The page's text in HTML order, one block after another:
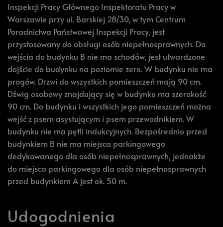
Inspekcji Pracy Głównego Inspektoratu Pracy w
Warszawie przy ul. Barskiej 28/30, w tym Centrum
Poradnictwa Państwowej Inspekcji Pracy, jest
przystosowany do obsługi osób niepełnosprawnych. Do
wejścia do budynku B nie ma schodów, jest utwardzone
dojście do budynku na poziomie zero. W budynku nie ma
progów. Drzwi do wszystkich pomieszczeń mają 90 cm.
Dźwig osobowy znajdujący się w budynku ma szerokość
90 cm. Do budynku i wszystkich jego pomieszczeń można
wejść z psem asystującym i psem przewodnikiem. W
budynku nie ma pętli indukcyjnych. Bezpośrednio przed
budynkiem B nie ma miejsca parkingowego
dedykowanego dla osób niepełnosprawnych, jednakże
do miejsca parkingowego dla osób niepełnosprawnych
przed budynkiem A jest ok. 50 m.
Udogodnienia